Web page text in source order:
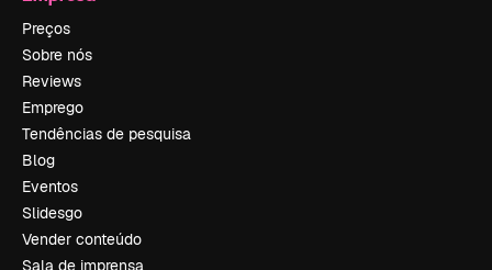
Preços
Sobre nós
Reviews
Emprego
Tendências de pesquisa
Blog
Eventos
Slidesgo
Vender conteúdo
Sala de imprensa